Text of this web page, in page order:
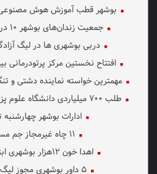
بوشهر قطب آموزش هوش مصنوعی
جمعیت زندان‌های بوشهر ۱۰ درصد کاهش یافت
دربی بوشهری ها در لیگ
افتتاح نخستین مرکز پرتودرمانی
مهمترین خواسته نماینده دشتی و
طلب ۷۰۰ میلیاردی دانشگاه علوم پزشکی بوشهر از بیمه ها
ادارات بوشهر چهارشنبه
اهدا خون ۱۲هزار بوشهری ابتدای سالجاری